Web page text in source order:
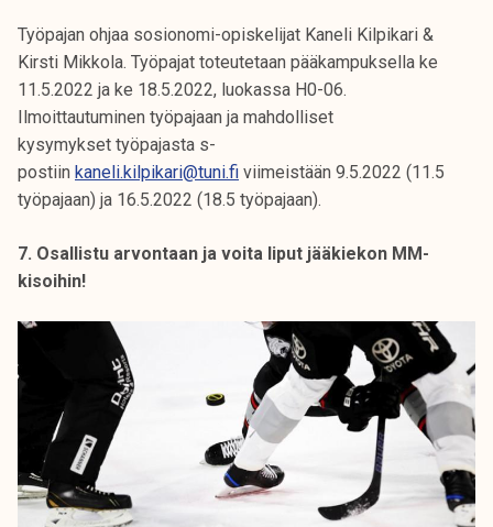
Työpajan ohjaa sosionomi-opiskelijat Kaneli Kilpikari &
Kirsti Mikkola. Työpajat toteutetaan pääkampuksella ke
11.5.2022 ja ke 18.5.2022, luokassa H0-06.
Ilmoittautuminen työpajaan ja mahdolliset
kysymykset työpajasta s-
postiin kaneli.kilpikari@tuni.fi viimeistään 9.5.2022 (11.5
työpajaan) ja 16.5.2022 (18.5 työpajaan).
7. Osallistu arvontaan ja voita liput jääkiekon MM-
kisoihin!